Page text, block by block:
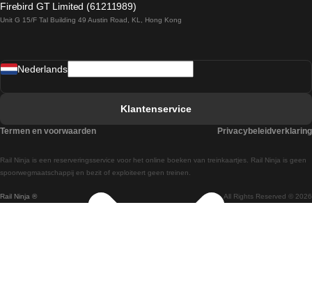
Treinen van Praag naar Wenen
Treinen van Wenen naar Salzburg
Treinen van Wenen naar Praag
Firebird GT Limited (61211989)
Unit G 15/F Tal Building 49 Austin Road, KL, Hong Kong
Rail Ninja ® All Rights Reserved © 2026
Rail Ninja is een reserveringsservice voor het online boeken van treinkaartjes. Rail Ninja is geen
spoorwegmaatschappij en bezit of exploiteert geen treinen.
Nederlands
Klantenservice
Termen en voorwaarden Privacybeleidverklaring